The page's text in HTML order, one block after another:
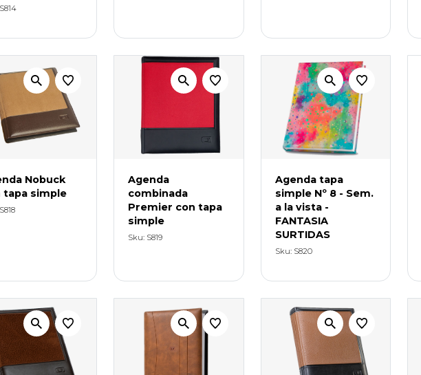
Nobuck
tapa simple
Agenda
combinada
Premier con tapa
simple
Sku: S819
Agenda tapa
simple Nº 8 - Sem.
a la vista -
FANTASIA
SURTIDAS
Sku: S820